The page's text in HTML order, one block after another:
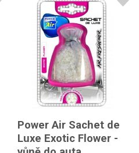
Power Air Sachet de
Luxe Exotic Flower -